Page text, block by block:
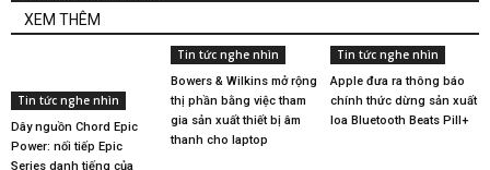
XEM THÊM
Tin tức nghe nhìn
Dây nguồn Chord Epic
Power: nối tiếp Epic
Series danh tiếng của
Tin tức nghe nhìn
Bowers & Wilkins mở rộng
thị phần bằng việc tham
gia sản xuất thiết bị âm
thanh cho laptop
Tin tức nghe nhìn
Apple đưa ra thông báo
chính thức dừng sản xuất
loa Bluetooth Beats Pill+